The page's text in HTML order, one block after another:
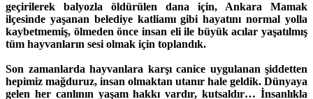
geçirilerek balyozla öldürülen dana için, Ankara Mamak
ilçesinde yaşanan belediye katliamı gibi hayatını normal yolla
kaybetmemiş, ölmeden önce insan eli ile büyük acılar yaşatılmış
tüm hayvanların sesi olmak için toplandık.
Son zamanlarda hayvanlara karşı canice uygulanan şiddetten
hepimiz mağduruz, insan olmaktan utanır hale geldik. Dünyaya
gelen her canlının yaşam hakkı vardır, kutsaldır… İnsanlıkla